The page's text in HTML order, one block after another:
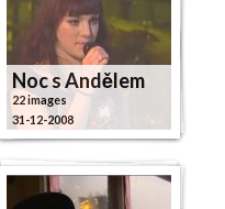
Noc s Andělem
22 images
31-12-2008